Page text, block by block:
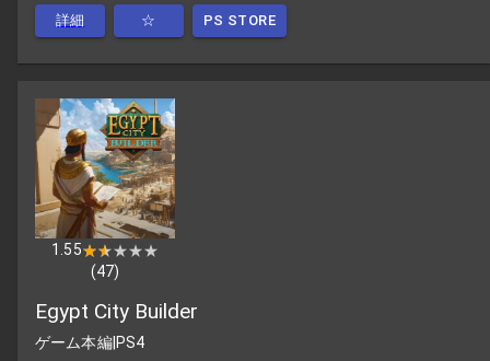
詳細 ☆ PS STORE
1.55★★★★★
★★★★★
(47)
Egypt City Builder
ゲーム本編|PS4